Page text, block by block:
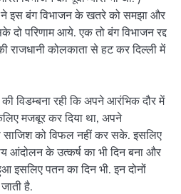
ने इस बंग विभाजन के खतरे को समझा और
दो परिणाम आये. एक तो बंग विभाजन रद्द
राजधानी कोलकाता से हट कर दिल्ली में
की विडम्बना रही कि अपने आरंभिक दौर में
मजबूर कर दिया था, अपने
साजिश को विफल नहीं कर सके. इसलिए
आंदोलन के उत्कर्ष का भी दिन बना और
इसलिए पतन का दिन भी. इन दोनों
है.